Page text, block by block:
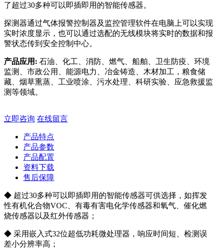
了超过30多种可以即插即用的智能传感器。
探测器通过气体报警控制器及监控管理软件在电脑上可以实现
实时浓度显示，也可以通过选配的无线模块将实时的数据和报
警状态传到安全控制中心。
产品应用: 石油、化工、消防、燃气、船舶、卫生防疫、环境
监测、市政公用、能源电力、冶金铸造、木材加工，粮食储
藏、烟草熏蒸、工业喷涂、污水处理、科研实验、应急救援监
测等领域。
立即咨询 在线留言
产品特点
产品参数
产品配置
资料下载
售后保障
◆ 超过30多种可以即插即用的智能传感器可供选择，如挥发
性有机化合物VOC、有毒有害电化学传感器和氧气、催化燃
烧传感器以及红外传感器；
◆ 采用嵌入式32位超低功耗微处理器，响应时间短、检测误
差小分辨率高；